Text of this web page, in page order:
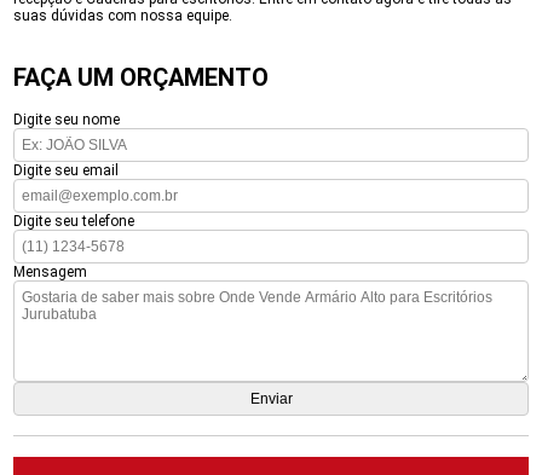
suas dúvidas com nossa equipe.
FAÇA UM ORÇAMENTO
Digite seu nome
Digite seu email
Digite seu telefone
Mensagem